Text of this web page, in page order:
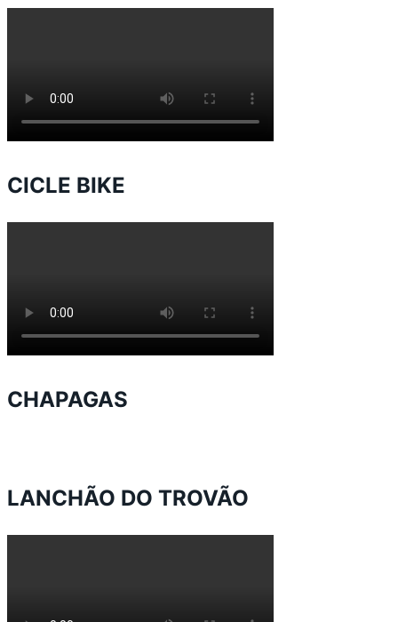
CICLE BIKE
CHAPAGAS
LANCHÃO DO TROVÃO